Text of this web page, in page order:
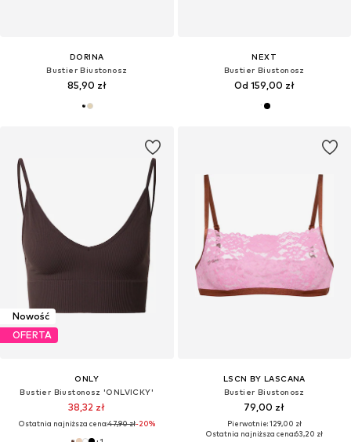
DORINA
Bustier Biustonosz
85,90 zł
NEXT
Bustier Biustonosz
Od 159,00 zł
Nowość
OFERTA
ONLY
Bustier Biustonosz 'ONLVICKY'
38,32 zł
Ostatnia najniższa cena:47,90 zł-20%
LSCN BY LASCANA
Bustier Biustonosz
79,00 zł
Pierwotnie: 129,00 zł
Ostatnia najniższa cena:63,20 zł